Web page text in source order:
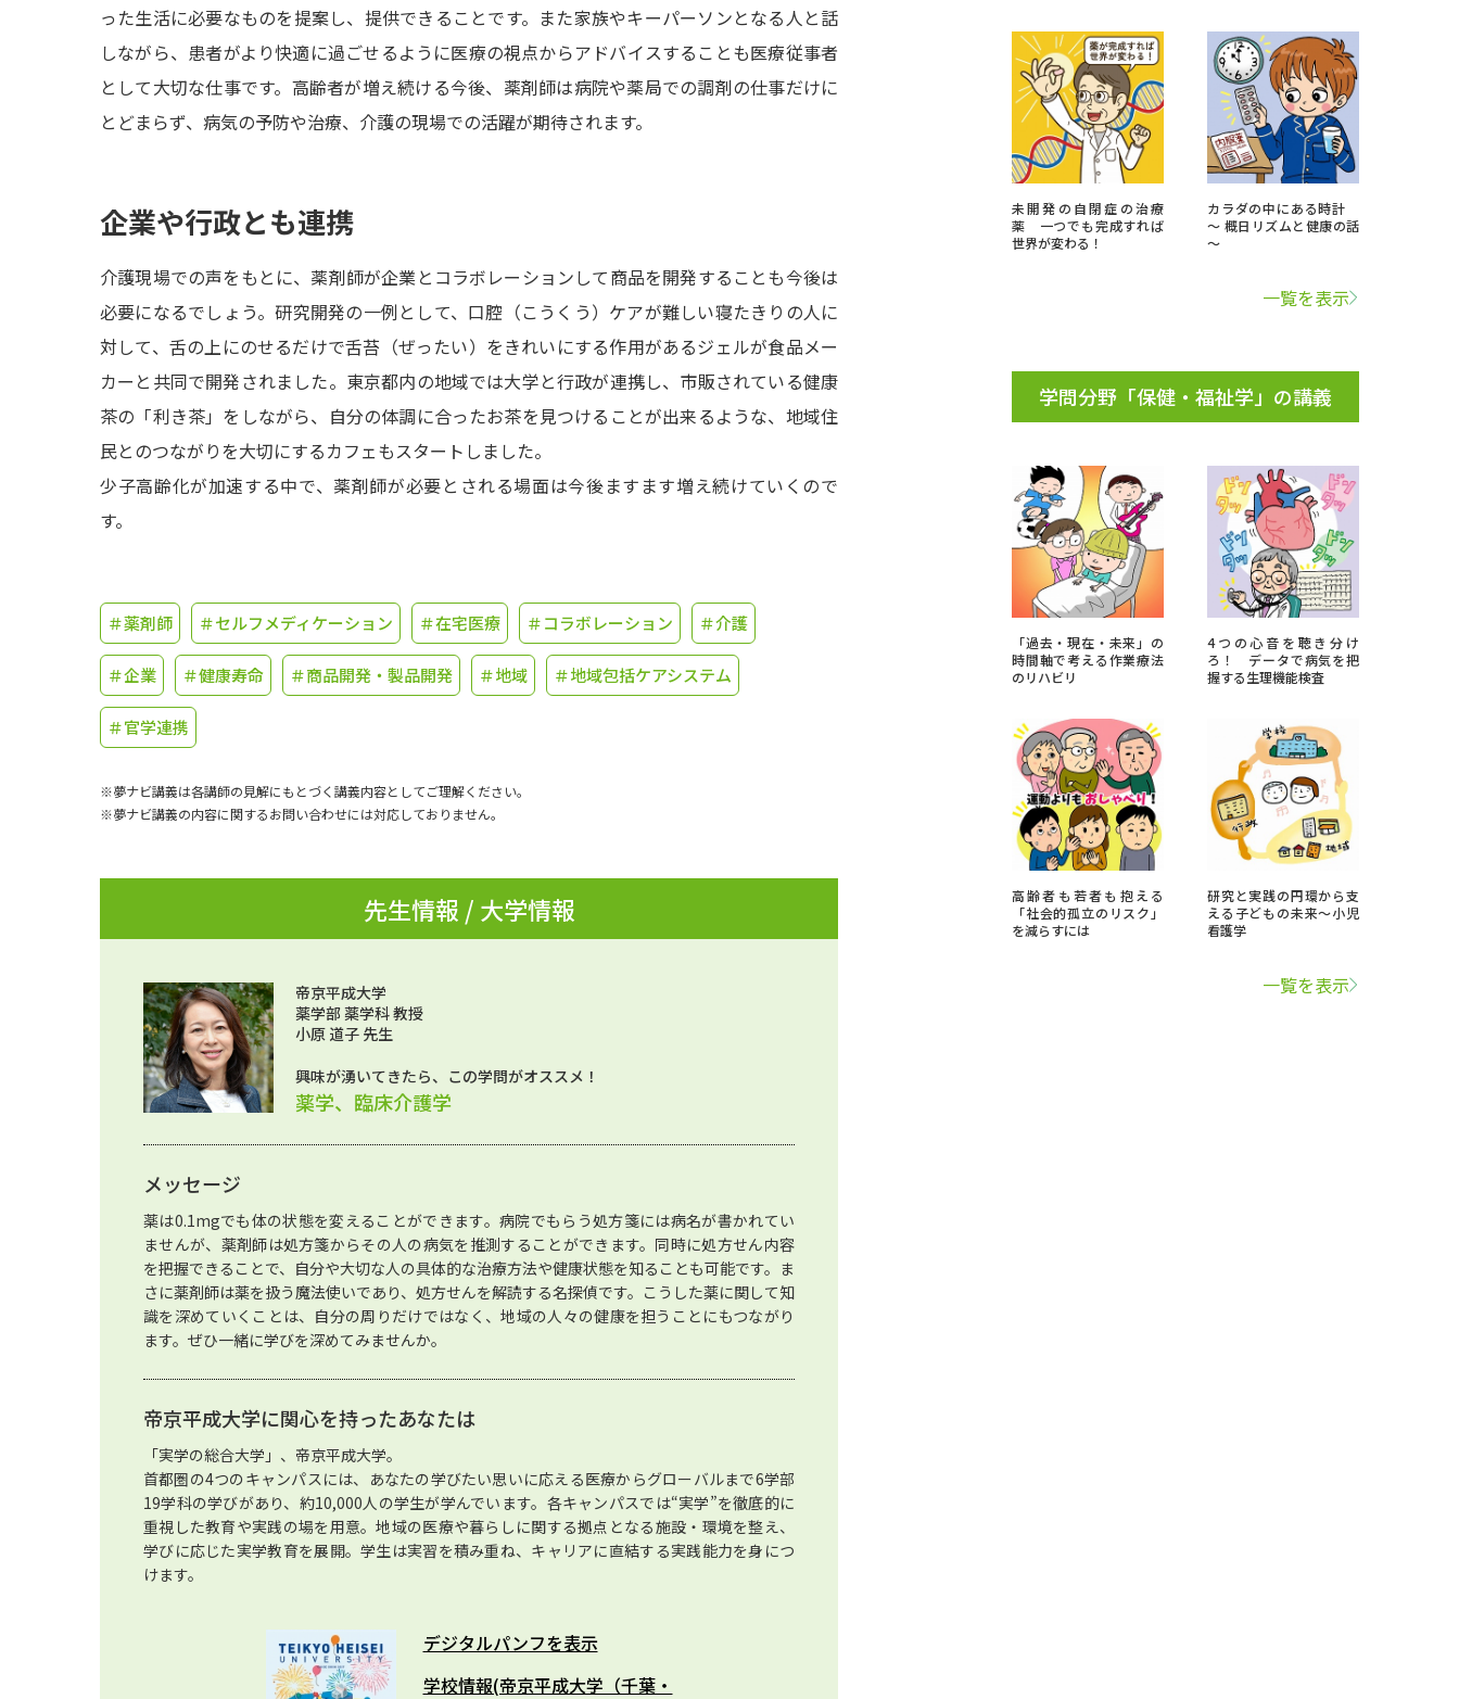
受験準備 資料検索
先輩が入学を決めた理由
新生活お役立ちガイド
学問発見
大学で学びたい学問発見
学問のミニ講義「夢ナビ講義」 学問分野解説 学問の教科書 夢ナビライブ
このサイトについて
資料の料金の
受付内容・発送状況の確認 テレメール
お支払いサイト
個人情報取扱規定
お問合せ先 テレメール進学カタログ訂正のご案内
った生活に必要なものを提案し、提供できることです。また家族やキーパーソンとなる人と話
しながら、患者がより快適に過ごせるように医療の視点からアドバイスすることも医療従事者
として大切な仕事です。高齢者が増え続ける今後、薬剤師は病院や薬局での調剤の仕事だけに
とどまらず、病気の予防や治療、介護の現場での活躍が期待されます。
企業や行政とも連携
介護現場での声をもとに、薬剤師が企業とコラボレーションして商品を開発することも今後は
必要になるでしょう。研究開発の一例として、口腔（こうくう）ケアが難しい寝たきりの人に
対して、舌の上にのせるだけで舌苔（ぜったい）をきれいにする作用があるジェルが食品メー
カーと共同で開発されました。東京都内の地域では大学と行政が連携し、市販されている健康
茶の「利き茶」をしながら、自分の体調に合ったお茶を見つけることが出来るような、地域住
民とのつながりを大切にするカフェもスタートしました。
少子高齢化が加速する中で、薬剤師が必要とされる場面は今後ますます増え続けていくので
す。
＃薬剤師 ＃セルフメディケーション ＃在宅医療 ＃コラボレーション ＃介護
＃企業 ＃健康寿命 ＃商品開発・製品開発 ＃地域 ＃地域包括ケアシステム
＃官学連携
※夢ナビ講義は各講師の見解にもとづく講義内容としてご理解ください。
※夢ナビ講義の内容に関するお問い合わせには対応しておりません。
先生情報 / 大学情報
帝京平成大学
薬学部 薬学科 教授
小原 道子 先生
興味が湧いてきたら、この学問がオススメ！
薬学、臨床介護学
メッセージ
薬は0.1mgでも体の状態を変えることができます。病院でもらう処方箋には病名が書かれてい
ませんが、薬剤師は処方箋からその人の病気を推測することができます。同時に処方せん内容
を把握できることで、自分や大切な人の具体的な治療方法や健康状態を知ることも可能です。ま
さに薬剤師は薬を扱う魔法使いであり、処方せんを解読する名探偵です。こうした薬に関して知
識を深めていくことは、自分の周りだけではなく、地域の人々の健康を担うことにもつながり
ます。ぜひ一緒に学びを深めてみませんか。
帝京平成大学に関心を持ったあなたは
「実学の総合大学」、帝京平成大学。
首都圏の4つのキャンパスには、あなたの学びたい思いに応える医療からグローバルまで6学部
19学科の学びがあり、約10,000人の学生が学んでいます。各キャンパスでは“実学”を徹底的に
重視した教育や実践の場を用意。地域の医療や暮らしに関する拠点となる施設・環境を整え、
学びに応じた実学教育を展開。学生は実習を積み重ね、キャリアに直結する実践能力を身につ
けます。
デジタルパンフを表示
学校情報(帝京平成大学（千葉・
未開発の自閉症の治療
薬 一つでも完成すれば
世界が変わる！
カラダの中にある時計
～ 概日リズムと健康の話
～
一覧を表示
学問分野「保健・福祉学」の講義
「過去・現在・未来」の
時間軸で考える作業療法
のリハビリ
4つの心音を聴き分け
ろ！ データで病気を把
握する生理機能検査
高齢者も若者も抱える
「社会的孤立のリスク」
を減らすには
研究と実践の円環から支
える子どもの未来～小児
看護学
一覧を表示